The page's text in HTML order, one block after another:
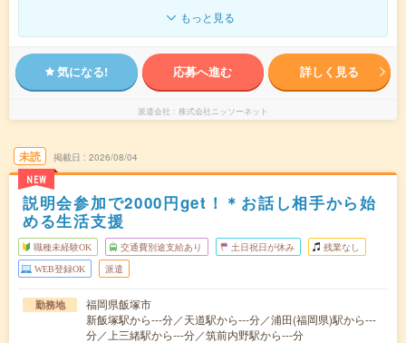
もっと見る
気になる! 応募へ進む 詳しく見る
派遣会社 株式会社ニッソーネット
未読
NEW
掲載日 2026/08/04
説明会参加で2000円get！＊お話し相手から始
める生活支援
職種未経験OK 交通費別途支給あり 土日祝日が休み 残業なし
WEB登録OK 派遣
勤務地
福岡県飯塚市
新飯塚駅から---分／天道駅から---分／浦田(福岡県)駅から---
分／上三緒駅から---分／筑前内野駅から---分